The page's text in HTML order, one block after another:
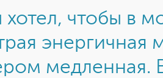
хотел, чтобы в
энергичная
медленная.